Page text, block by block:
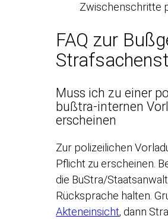
Zwischenschritte
FAQ zur
Muss ich zu einer
bußtra-internen
erscheinen
Zur polizeilichen
Pflicht zu erscheinen.
die BuStra/
Rücksprache halten.
Akteneinsicht, dann